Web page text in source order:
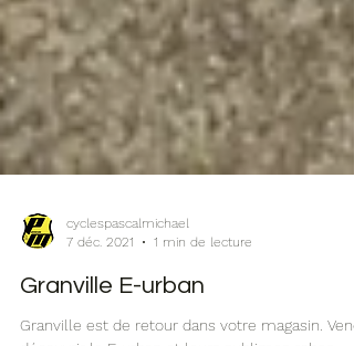
7 déc. 2021
1 min de lecture
Granville E-urban